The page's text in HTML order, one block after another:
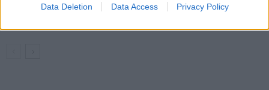
Data Deletion Data Access Privacy Policy
neobstála. Policie o prázdninách zpřísní